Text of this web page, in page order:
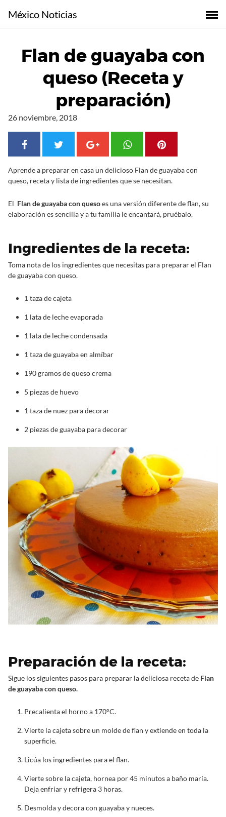
l
México Noticias
Flan de guayaba con
queso (Receta y
preparación)
26 noviembre, 2018
Aprende a preparar en casa un delicioso Flan de guayaba con
queso, receta y lista de ingredientes que se necesitan.
El Flan de guayaba con quesoes una versión diferente de flan, su
elaboración es sencilla y a tu familia le encantará, pruébalo.
Ingredientes de la receta:
Toma nota de los ingredientes que necesitas para preparar el Flan
de guayaba con queso.
1 taza de cajeta
1 lata de leche evaporada
1 lata de leche condensada
1 taza de guayaba en almíbar
190 gramos de queso crema
5 piezas de huevo
1 taza de nuez para decorar
2 piezas de guayaba para decorar
Preparación de la receta:
Sigue los siguientes pasos para preparar la deliciosa receta de Flan
de guayaba con queso.
Precalienta el horno a 170°C.
Vierte la cajeta sobre un molde de flan y extiende en toda la
superficie.
Licúa los ingredientes para el flan.
Vierte sobre la cajeta, hornea por 45 minutos a baño maría.
Deja enfriar y refrigera 3 horas.
Desmolda y decora con guayaba y nueces.